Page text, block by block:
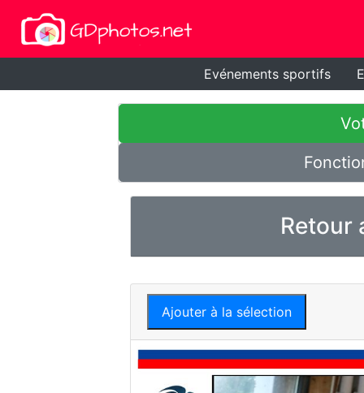
Evénements sportifs
Retour
Ajouter à la sélection